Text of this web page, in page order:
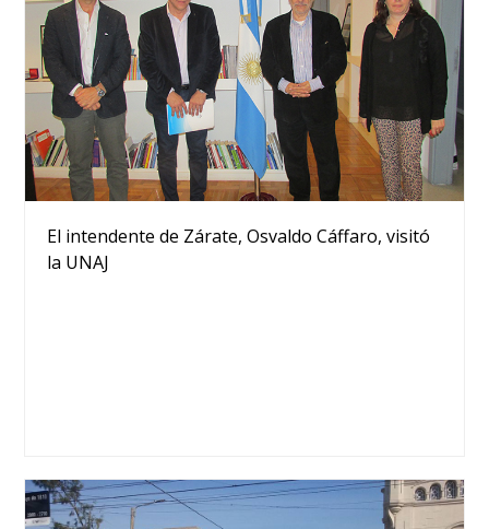
El intendente de Zárate, Osvaldo Cáffaro, visitó
la UNAJ